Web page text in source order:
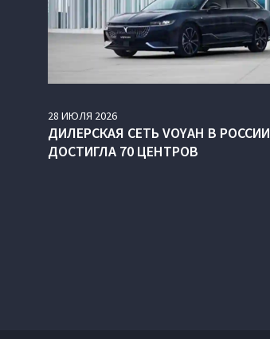
28 ИЮЛЯ 2026
ДИЛЕРСКАЯ СЕТЬ VOYAH В РОССИИ
ДОСТИГЛА 70 ЦЕНТРОВ